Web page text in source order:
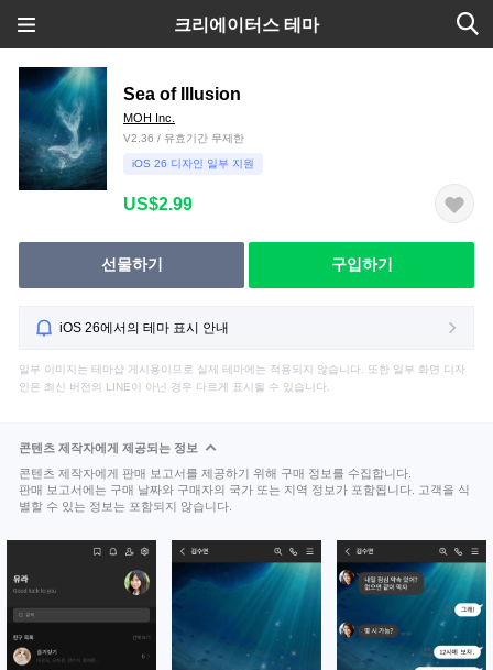
크리에이터스 테마
Sea of Illusion
MOH Inc.
V2.36 / 유효기간 무제한
iOS 26 디자인 일부 지원
US$2.99
선물하기 구입하기
iOS 26에서의 테마 표시 안내
일부 이미지는 테마샵 게시용이므로 실제 테마에는 적용되지 않습니다. 또한 일부 화면 디자
인은 최신 버전의 LINE이 아닌 경우 다르게 표시될 수 있습니다.
콘텐츠 제작자에게 제공되는 정보
콘텐츠 제작자에게 판매 보고서를 제공하기 위해 구매 정보를 수집합니다.
판매 보고서에는 구매 날짜와 구매자의 국가 또는 지역 정보가 포함됩니다. 고객을 식
별할 수 있는 정보는 포함되지 않습니다.